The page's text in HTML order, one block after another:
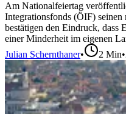
Am Nationalfeiertag
Integrationsfonds (ÖIF)
bestätigen den Eindruck, dass
einer Minderheit im eigenen
Julian Schernthaner• 2 Min•